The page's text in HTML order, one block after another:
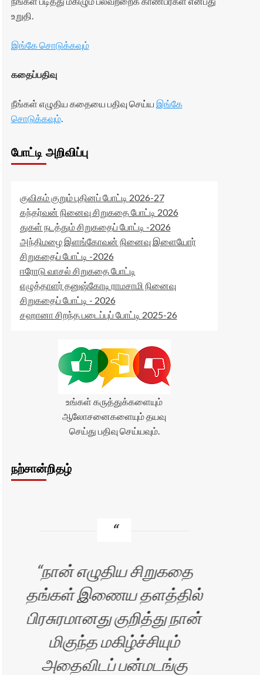
உறுதி.
இங்கே சொடுக்கவும்
கதைப்பதிவு
நீங்கள் எழுதிய கதையை பதிவு செய்ய இங்கே
சொடுக்கவும்.
போட்டி அறிவிப்பு
குவிகம் குறும் புதினப் போட்டி 2026-27
கந்தர்வன் நினைவு சிறுகதை போட்டி 2026
துகள் நடத்தும் சிறுகதைப் போட்டி -2026
அந்திமழை இளங்கோவன் நினைவு இளையோர்
சிறுகதைப் போட்டி -2026
ஈரோடு வாசல் சிறுகதை போட்டி
எழுத்தாளர் தனுஷ்கோடி ராமசாமி நினைவு
சிறுகதைப் போட்டி - 2026
சஹானா சிறந்த படைப்புப் போட்டி 2025-26
உங்கள் கருத்துக்களையும்
ஆலோசனைகளையும் தயவு
செய்து பதிவு செய்யவும்.
நற்சான்றிதழ்
நான் எழுதிய சிறுகதை
தங்கள் இணைய தளத்தில்
பிரசுரமானது குறித்து நான்
மிகுந்த மகிழ்ச்சியும்
அதைவிடப் பன்மடங்கு